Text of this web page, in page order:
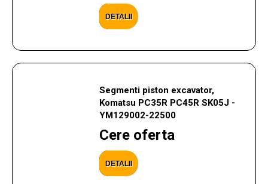
DETALII
Segmenti piston excavator,
Komatsu PC35R PC45R SK05J -
YM129002-22500
Cere oferta
DETALII